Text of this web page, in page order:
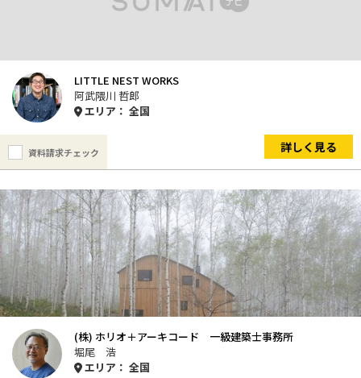
LITTLE NEST WORKS
阿武隈川 哲郎
エリア： 全国
詳しく見る
資料請求チェック
(株) ホリオ＋アーキコード 一級建築士事務所
堀尾 浩
エリア： 全国